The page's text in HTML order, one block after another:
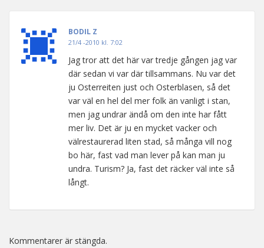
BODIL Z
21/4 -2010 kl. 7:02
Jag tror att det här var tredje gången jag var
där sedan vi var där tillsammans. Nu var det
ju Osterreiten just och Osterblasen, så det
var väl en hel del mer folk än vanligt i stan,
men jag undrar ändå om den inte har fått
mer liv. Det är ju en mycket vacker och
välrestaurerad liten stad, så många vill nog
bo här, fast vad man lever på kan man ju
undra. Turism? Ja, fast det räcker väl inte så
långt.
Kommentarer är stängda.